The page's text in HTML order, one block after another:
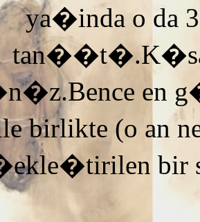
ya�inda o da
en
birlikte (o an
bir